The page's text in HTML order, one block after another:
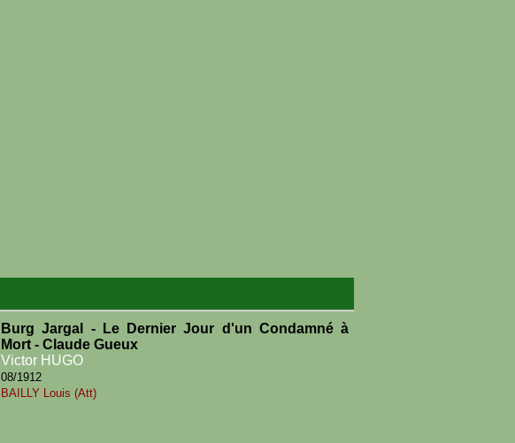
Burg Jargal - Le Dernier Jour d'un Condamné à
Mort - Claude Gueux
Victor HUGO
08/1912
BAILLY Louis (Att)